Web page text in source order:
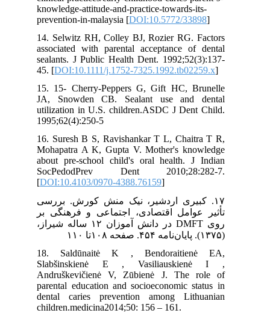
knowledge-attitude-and-practice-towards-its-
prevention-in-malaysia [DOI:10.5772/33898
14. Selwitz RH, Colley BJ, Rozier RG. Factors
associated with parental acceptance of dental
sealants. J Public Health Dent. 1992;52(3):137-
45. [DOI:10.1111/j.1752-7325.1992.tb02259.x
15. 15- Cherry-Peppers G, Gift HC, Brunelle
JA, Snowden CB. Sealant use and dental
utilization in U.S. children.ASDC J Dent Child.
1995;62(4):250-5
16. Suresh B S, Ravishankar T L, Chaitra T R,
Mohapatra A K, Gupta V. Mother's knowledge
about pre-school child's oral health. J Indian
SocPedodPrev Dent 2010;28:282-7.
[DOI:10.4103/0970-4388.76159
۱۷. کبیری اردشیر، نیک منش کورش. بررسی
تأثیر عوامل اقتصادی، اجتماعی و فرهنگی بر
روی DMFT در دانش آموزان ۱۲ ساله شیراز،
18. Saldūnaitė K , Bendoraitienė EA,
Slabšinskienė E , Vasiliauskienė I ,
Andruškevičienė V, Zūbienė J. The role of
parental education and socioeconomic status in
dental caries prevention among Lithuanian
children.medicina2014;50: 156 – 161.